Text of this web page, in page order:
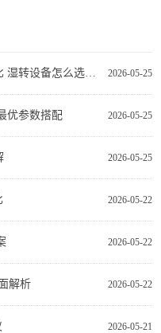
2026-05-25
DYCZ-40G 转印电泳仪选购实测对比 湿转设备怎么选不踩坑
2026-05-25
优参数搭配
2026-05-25
2026-05-22
2026-05-22
2026-05-22
解析
2026-05-21